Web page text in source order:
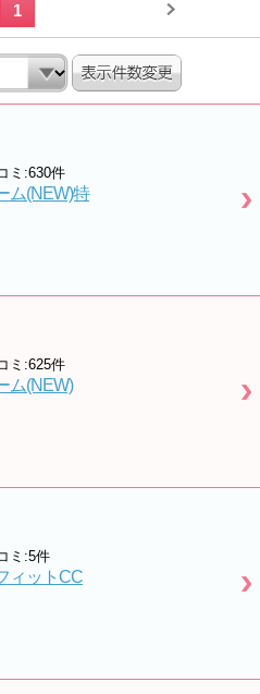
1
ミ:630件
ム(NEW)特
ミ:625件
ム(NEW)
ミ:5件
ィットCC